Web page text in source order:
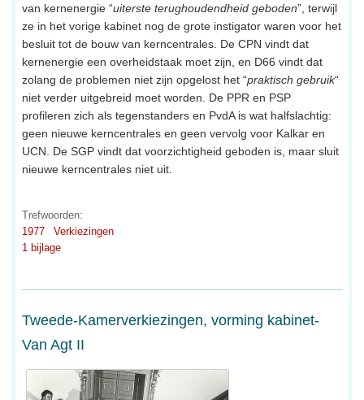
van kernenergie “uiterste terughoudendheid geboden”, terwijl
ze in het vorige kabinet nog de grote instigator waren voor het
besluit tot de bouw van kerncentrales. De CPN vindt dat
kernenergie een overheidstaak moet zijn, en D66 vindt dat
zolang de problemen niet zijn opgelost het “praktisch gebruik“
niet verder uitgebreid moet worden. De PPR en PSP
profileren zich als tegenstanders en PvdA is wat halfslachtig:
geen nieuwe kerncentrales en geen vervolg voor Kalkar en
UCN. De SGP vindt dat voorzichtigheid geboden is, maar sluit
nieuwe kerncentrales niet uit.
Trefwoorden:
1977
Verkiezingen
1 bijlage
Tweede-Kamerverkiezingen, vorming kabinet-
Van Agt II